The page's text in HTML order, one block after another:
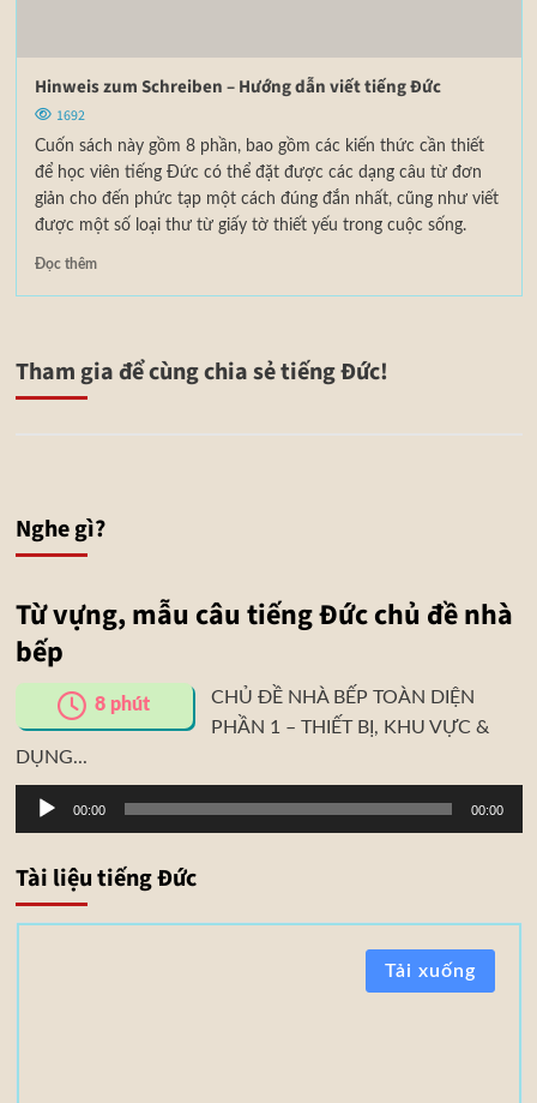
Hinweis zum Schreiben – Hướng dẫn viết tiếng Đức
1692
Cuốn sách này gồm 8 phần, bao gồm các kiến thức cần thiết
để học viên tiếng Đức có thể đặt được các dạng câu từ đơn
giản cho đến phức tạp một cách đúng đắn nhất, cũng như viết
được một số loại thư từ giấy tờ thiết yếu trong cuộc sống.
Đọc thêm
Tham gia để cùng chia sẻ tiếng Đức!
Nghe gì?
Từ vựng, mẫu câu tiếng Đức chủ đề nhà
bếp
8 phút
CHỦ ĐỀ NHÀ BẾP TOÀN DIỆN
PHẦN 1 – THIẾT BỊ, KHU VỰC &
DỤNG...
Trình
thanh
00:00 00:00
Tài liệu tiếng Đức
Tải xuống